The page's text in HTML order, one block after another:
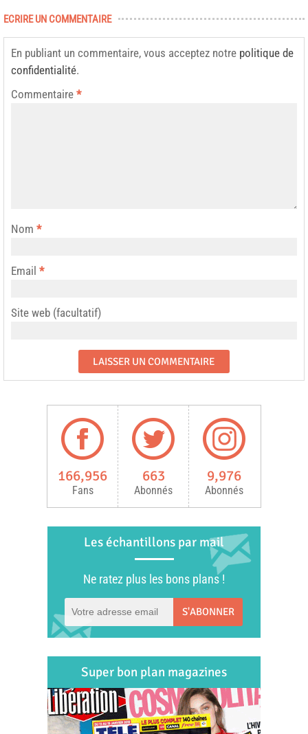
ECRIRE UN COMMENTAIRE
En publiant un commentaire, vous acceptez notre politique de
confidentialité.
Commentaire *
Nom *
Email *
Site web (facultatif)
166,956
Fans
663
Abonnés
9,976
Abonnés
Les échantillons par mail
Ne ratez plus les bons plans !
S'ABONNER
Super bon plan magazines